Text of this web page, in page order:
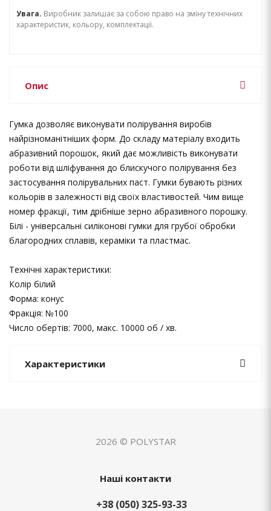
Увага. Виробник залишає за собою право на зміну технічних
характеристик, кольору, комплектації.
Опис
Гумка дозволяє виконувати полірування виробів
найрізноманітніших форм. До складу матеріалу входить
абразивний порошок, який дає можливість виконувати
роботи від шліфування до блискучого полірування без
застосування полірувальних паст. Гумки бувають різних
кольорів в залежності від своїх властивостей. Чим вище
номер фракції, тим дрібніше зерно абразивного порошку.
Білі - універсальні силіконові гумки для грубої обробки
благородних сплавів, кераміки та пластмас.
Технічні характеристики:
Колір білий
Форма: конус
Фракція: №100
Число обертів: 7000, макс. 10000 об / хв.
Характеристики
2026 © POLYSTAR
Наші контакти
+38 (050) 325-93-33